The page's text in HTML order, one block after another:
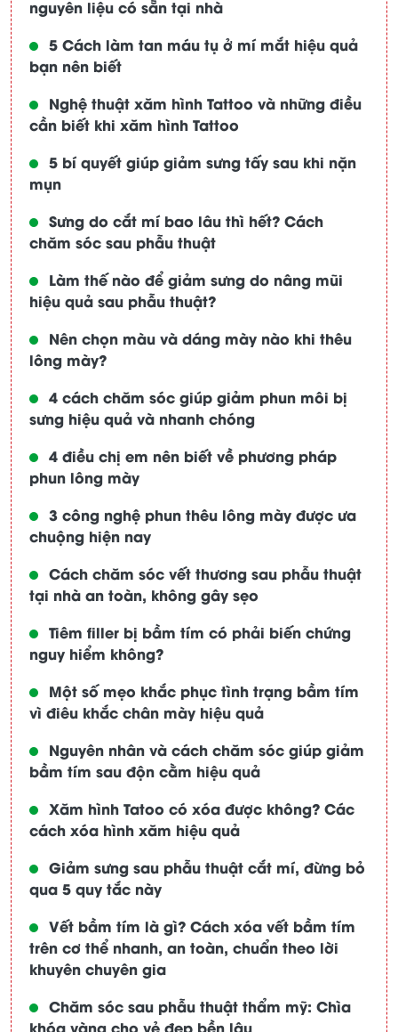
nguyên liệu có sẵn tại nhà
5 Cách làm tan máu tụ ở mí mắt hiệu quả
bạn nên biết
Nghệ thuật xăm hình Tattoo và những điều
cần biết khi xăm hình Tattoo
5 bí quyết giúp giảm sưng tấy sau khi nặn
mụn
Sưng do cắt mí bao lâu thì hết? Cách
chăm sóc sau phẫu thuật
Làm thế nào để giảm sưng do nâng mũi
hiệu quả sau phẫu thuật?
Nên chọn màu và dáng mày nào khi thêu
lông mày?
4 cách chăm sóc giúp giảm phun môi bị
sưng hiệu quả và nhanh chóng
4 điều chị em nên biết về phương pháp
phun lông mày
3 công nghệ phun thêu lông mày được ưa
chuộng hiện nay
Cách chăm sóc vết thương sau phẫu thuật
tại nhà an toàn, không gây sẹo
Tiêm filler bị bầm tím có phải biến chứng
nguy hiểm không?
Một số mẹo khắc phục tình trạng bầm tím
vì điêu khắc chân mày hiệu quả
Nguyên nhân và cách chăm sóc giúp giảm
bầm tím sau độn cằm hiệu quả
Xăm hình Tatoo có xóa được không? Các
cách xóa hình xăm hiệu quả
Giảm sưng sau phẫu thuật cắt mí, đừng bỏ
qua 5 quy tắc này
Vết bầm tím là gì? Cách xóa vết bầm tím
trên cơ thể nhanh, an toàn, chuẩn theo lời
khuyên chuyên gia
Chăm sóc sau phẫu thuật thẩm mỹ: Chìa
khóa vàng cho vẻ đẹp bền lâu